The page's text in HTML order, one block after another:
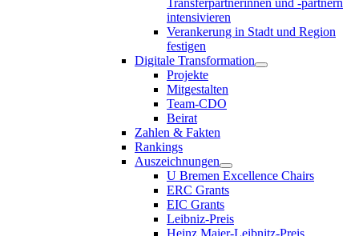
intensivieren
Verankerung in Stadt und Region
festigen
Digitale Transformation
Projekte
Mitgestalten
Team-CDO
Beirat
Zahlen & Fakten
Rankings
Auszeichnungen
U Bremen Excellence Chairs
ERC Grants
EIC Grants
Leibniz-Preis
Heinz Maier-Leibnitz-Preis